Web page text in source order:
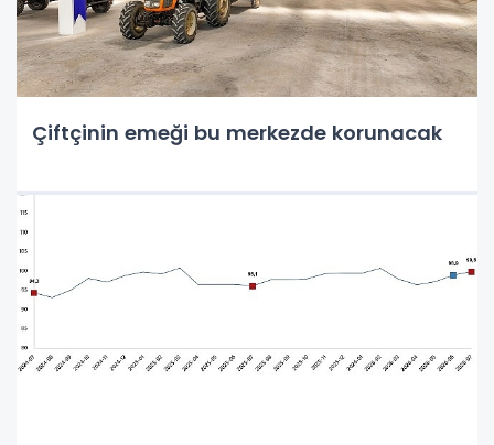
Çiftçinin emeği bu merkezde korunacak